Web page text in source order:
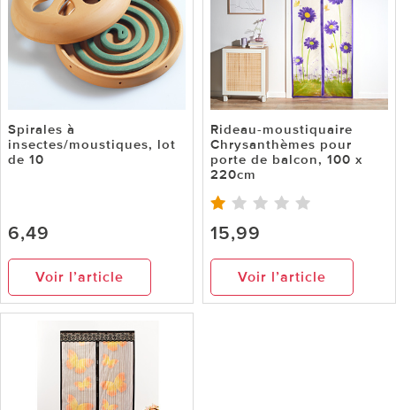
Spirales à
insectes/moustiques, lot
de 10
6,49
Voir l’article
Rideau-moustiquaire
Chrysanthèmes pour
porte de balcon, 100 x
220cm
15,99
Voir l’article